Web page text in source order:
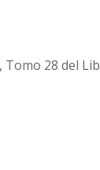
28 del